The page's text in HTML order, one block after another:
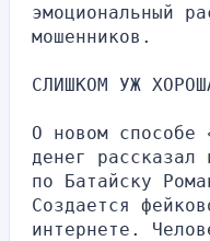
эмоциональный
мошенников.
СЛИШКОМ УЖ
О новом способе
денег рассказал
по Батайску
Создается
интернете.